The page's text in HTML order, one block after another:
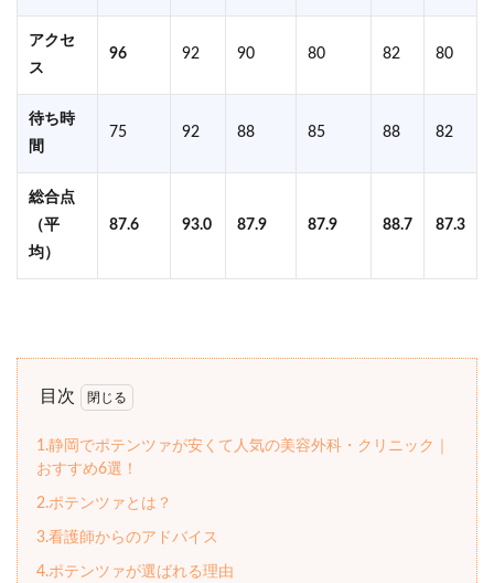
アクセ
ス
96 92 90 80 82 80
待ち時
間
75 92 88 85 88 82
総合点
（平
均）
87.6 93.0 87.9 87.9 88.7 87.3
目次
1.静岡でポテンツァが安くて人気の美容外科・クリニック｜
おすすめ6選！
2.ポテンツァとは？
3.看護師からのアドバイス
4.ポテンツァが選ばれる理由